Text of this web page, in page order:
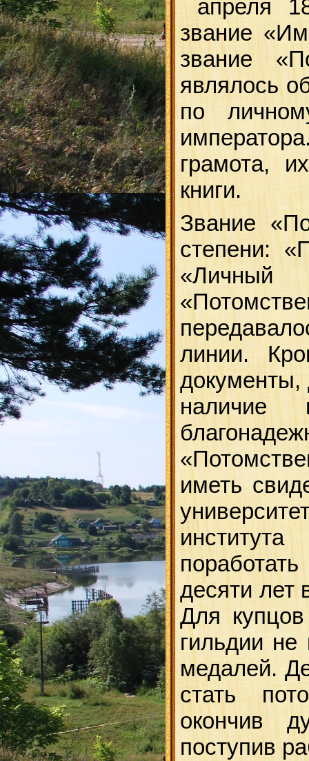
апреля
звание
звание
являлось
по
грамота,
книги.
Звание
степени:
«Личный
линии.
документы,
наличие
иметь
десяти лет
Для
гильдии
медалей.
стать
окончив
поступив